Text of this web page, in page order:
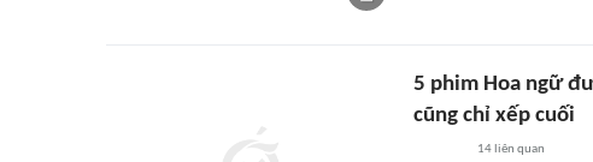
5 phim Hoa ngữ
cũng chỉ xếp cuối
14liên quan